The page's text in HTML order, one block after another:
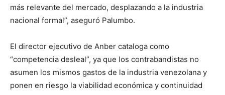
más relevante del mercado, desplazando a la industria
nacional formal”, aseguró Palumbo.
El director ejecutivo de Anber cataloga como
“competencia desleal”, ya que los contrabandistas no
asumen los mismos gastos de la industria venezolana y
ponen en riesgo la viabilidad económica y continuidad